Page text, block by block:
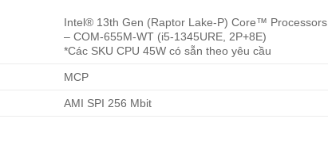
Intel® 13th Gen (Raptor Lake-P) Core™ Processors
– COM-655M-WT (i5-1345URE, 2P+8E)
*Các SKU CPU 45W có sẵn theo yêu cầu
MCP
AMI SPI 256 Mbit